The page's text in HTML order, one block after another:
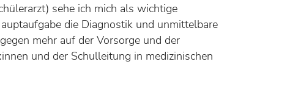
sehe ich mich als wichtige
die Diagnostik und unmittelbare
mehr auf der Vorsorge und der
und der Schulleitung in medizinischen